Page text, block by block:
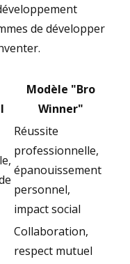
de développer
Modèle "Bro
Winner"
Réussite
professionnelle,
épanouissement
personnel,
impact social
Collaboration,
respect mutuel